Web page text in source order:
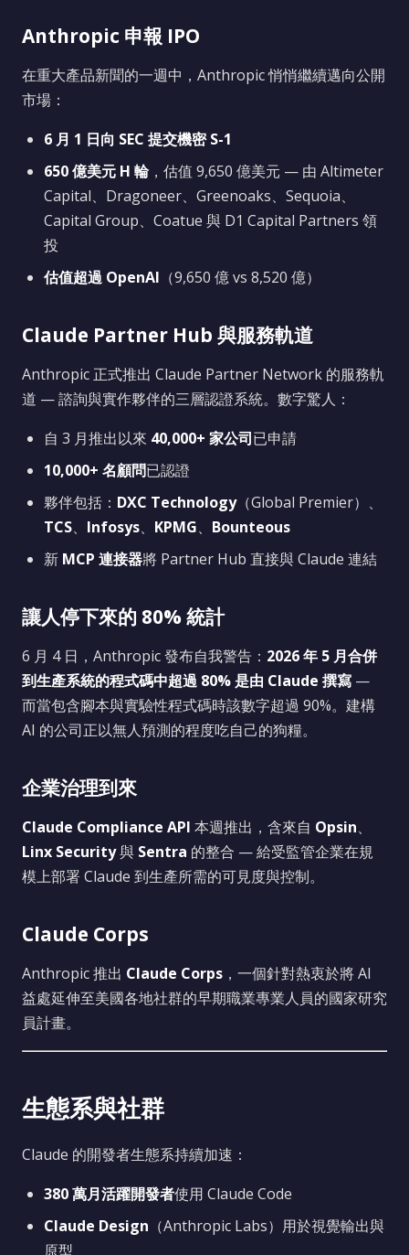
Anthropic 申報 IPO
在重大產品新聞的一週中，Anthropic 悄悄繼續邁向公開
市場：
6 月 1 日向 SEC 提交機密 S-1
650 億美元 H 輪，估值 9,650 億美元 — 由 Altimeter
Capital、Dragoneer、Greenoaks、Sequoia、
Capital Group、Coatue 與 D1 Capital Partners 領
投
估值超過 OpenAI （9,650 億 vs 8,520 億）
Claude Partner Hub 與服務軌道
Anthropic 正式推出 Claude Partner Network 的服務軌
道 — 諮詢與實作夥伴的三層認證系統。數字驚人：
自 3 月推出以來 40,000+ 家公司已申請
10,000+ 名顧問已認證
夥伴包括： DXC Technology（Global Premier）、
TCS、 Infosys、 KPMG、 Bounteous
新 MCP 連接器將 Partner Hub 直接與 Claude 連結
讓人停下來的 80% 統計
6 月 4 日，Anthropic 發布自我警告： 2026 年 5 月合併
到生產系統的程式碼中超過 80% 是由 Claude 撰寫 —
而當包含腳本與實驗性程式碼時該數字超過 90%。建構
AI 的公司正以無人預測的程度吃自己的狗糧。
企業治理到來
Claude Compliance API 本週推出，含來自 Opsin、
Linx Security與 Sentra 的整合 — 給受監管企業在規
模上部署 Claude 到生產所需的可見度與控制。
Claude Corps
Anthropic 推出 Claude Corps ，一個針對熱衷於將 AI
益處延伸至美國各地社群的早期職業專業人員的國家研究
員計畫。
生態系與社群
Claude 的開發者生態系持續加速：
380 萬月活躍開發者使用 Claude Code
Claude Design （Anthropic Labs）用於視覺輸出與
原型